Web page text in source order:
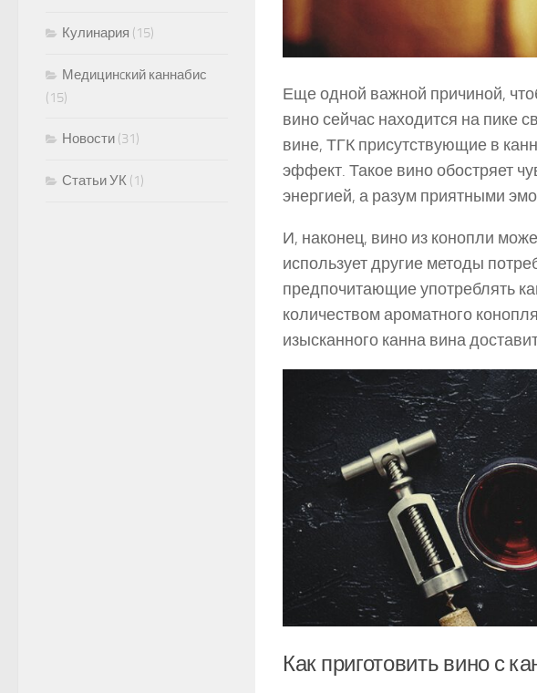
Еще одной важной причиной,
вино сейчас находится на пике
вине, ТГК присутствующие в
эффект. Такое вино обостряет
энергией, а разум приятными
И, наконец, вино из конопли
использует другие методы
предпочитающие употреблять
количеством ароматного
изысканного канна вина
Как приготовить вино с
Кулинария (15)
Медицинcкий каннабис
(15)
Новости (31)
Статьи УК (1)